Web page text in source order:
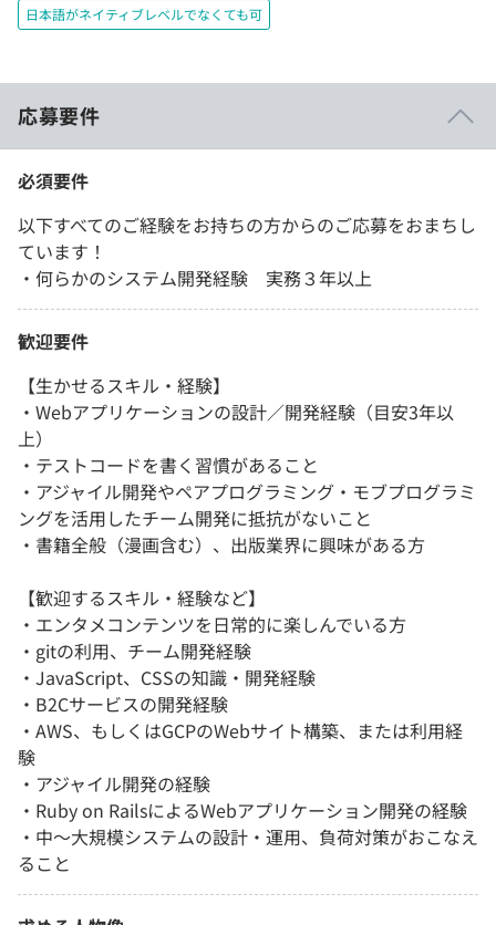
日本語がネイティブレベルでなくても可
応募要件
必須要件
以下すべてのご経験をお持ちの方からのご応募をおまちし
ています！
・何らかのシステム開発経験 実務３年以上
歓迎要件
【生かせるスキル・経験】
・Webアプリケーションの設計／開発経験（目安3年以
上）
・テストコードを書く習慣があること
・アジャイル開発やペアプログラミング・モブプログラミ
ングを活用したチーム開発に抵抗がないこと
・書籍全般（漫画含む）、出版業界に興味がある方
【歓迎するスキル・経験など】
・エンタメコンテンツを日常的に楽しんでいる方
・gitの利用、チーム開発経験
・JavaScript、CSSの知識・開発経験
・B2Cサービスの開発経験
・AWS、もしくはGCPのWebサイト構築、または利用経
験
・アジャイル開発の経験
・Ruby on RailsによるWebアプリケーション開発の経験
・中〜大規模システムの設計・運用、負荷対策がおこなえ
ること